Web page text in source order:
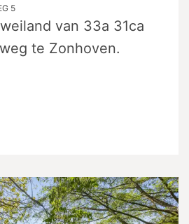
5
van 33a 31ca
te Zonhoven.